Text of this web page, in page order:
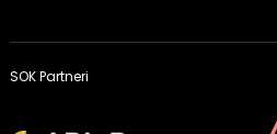
SOK Partneri